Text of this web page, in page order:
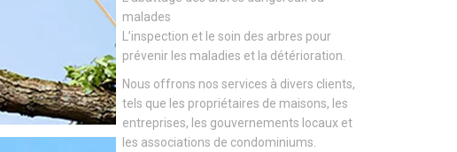
malades
L’inspection et le soin des arbres pour
prévenir les maladies et la détérioration.
Nous offrons nos services à divers clients,
tels que les propriétaires de maisons, les
entreprises, les gouvernements locaux et
les associations de condominiums.